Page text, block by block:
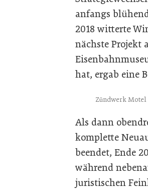
anfangs
2018 witterte
nächste Projekt
hat, ergab eine
Zündwerk Motel
Als dann
komplette
beendet, Ende
während
juristischen